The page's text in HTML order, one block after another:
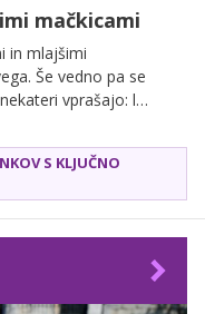
mačkicami
in mlajšimi
Še vedno pa se
vprašajo: le
S KLJUČNO